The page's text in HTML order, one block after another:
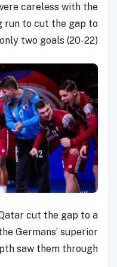
careless with the
run to cut the gap to
only two goals (20-22).
cut the gap to a
Germans’ superior
saw them through.